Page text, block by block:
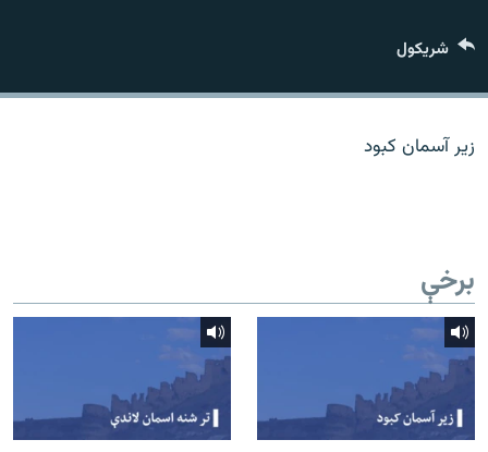
د ازادې اروپا/ ازادي راډيو ټولې پاڼې
شريکول
زیر آسمان کبود
برخې